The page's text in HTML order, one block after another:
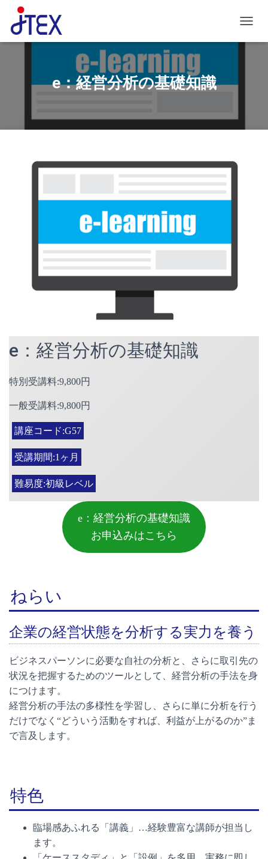
e：経営分析の基礎知識
e：経営分析の基礎知識
特別受講料:9,800円
一般受講料:9,800円
講座コード:G57
受講期間:1ヶ月
難易度:初級レベル
e：経営分析の基礎知識
お申込みはこちら
ねらい
企業の経営状態を分析する実力を養う
ビジネスパーソンに必要な自社の分析と、さらに取引先の
状況を把握するためのツールとして、経営分析の手法を身
につけます。
経営分析の手法の多様性を学習し、さらに単に分析を行う
だけでなく“どういう活動をすれば、利益が上がるのか”ま
で言及します。
特色
臨場感あふれる「講義」…経験豊富な講師が担当し
ます。